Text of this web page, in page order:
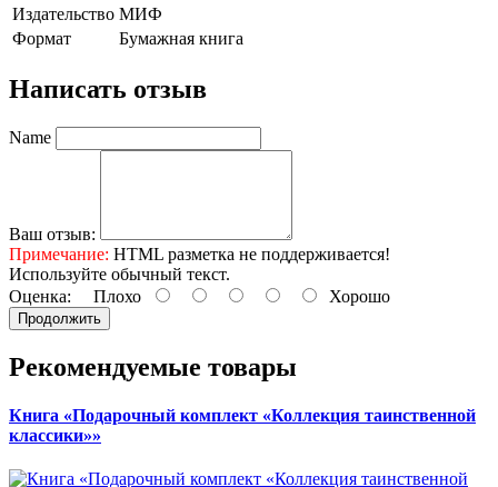
Издательство МИФ
Формат
Бумажная книга
Написать отзыв
Name
Ваш отзыв:
Примечание: HTML разметка не поддерживается!
Используйте обычный текст.
Оценка: Плохо Хорошо
Продолжить
Рекомендуемые товары
Книга «Подарочный комплект «Коллекция таинственной
классики»»